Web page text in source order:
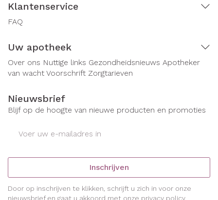
Klantenservice
FAQ
Uw apotheek
Over ons Nuttige links Gezondheidsnieuws Apotheker
van wacht Voorschrift Zorgtarieven
Nieuwsbrief
Blijf op de hoogte van nieuwe producten en promoties
Inschrijven
Door op inschrijven te klikken, schrijft u zich in voor onze
nieuwsbrief en gaat u akkoord met onze privacy policy.